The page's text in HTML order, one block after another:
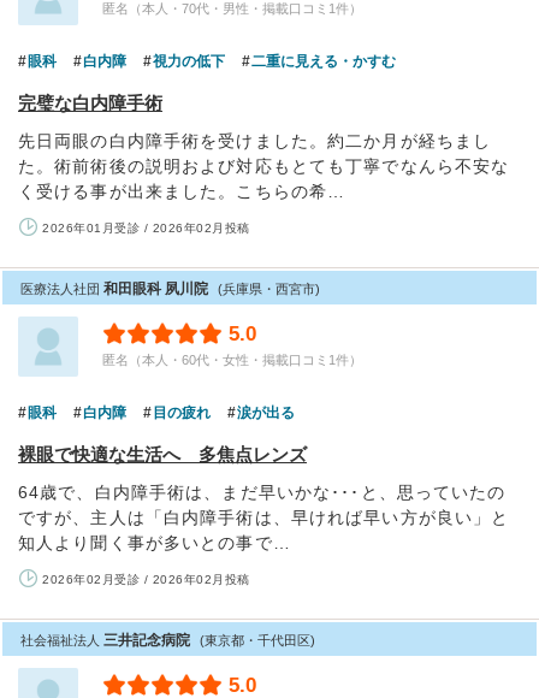
匿名（本人・70代・男性・掲載口コミ1件）
眼科 白内障 視力の低下 二重に見える・かすむ
完璧な白内障手術
先日両眼の白内障手術を受けました。約二か月が経ちまし
た。術前術後の説明および対応もとても丁寧でなんら不安な
く受ける事が出来ました。こちらの希…
2026年01月受診 / 2026年02月投稿
医療法人社団 和田眼科 夙川院 (兵庫県・西宮市)
5.0
匿名（本人・60代・女性・掲載口コミ1件）
眼科 白内障 目の疲れ 涙が出る
裸眼で快適な生活へ 多焦点レンズ
64歳で、白内障手術は、まだ早いかな･･･と、思っていたの
ですが、主人は「白内障手術は、早ければ早い方が良い」と
知人より聞く事が多いとの事で…
2026年02月受診 / 2026年02月投稿
社会福祉法人 三井記念病院 (東京都・千代田区)
5.0